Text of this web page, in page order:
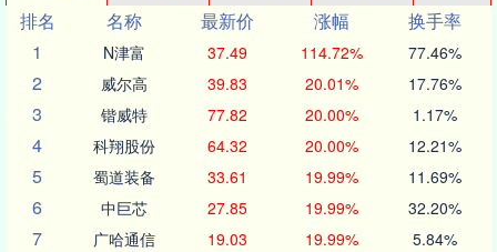
排名
名称 最新价 涨幅
换手率
1
N津富 37.49 114.72% 77.46%
2 威尔高 39.83 20.01% 17.76%
3 锴威特 77.82 20.00% 1.17%
4 科翔股份 64.32 20.00% 12.21%
5 蜀道装备 33.61 19.99% 11.69%
6 中巨芯 27.85 19.99% 32.20%
7 广哈通信 19.03 19.99% 5.84%